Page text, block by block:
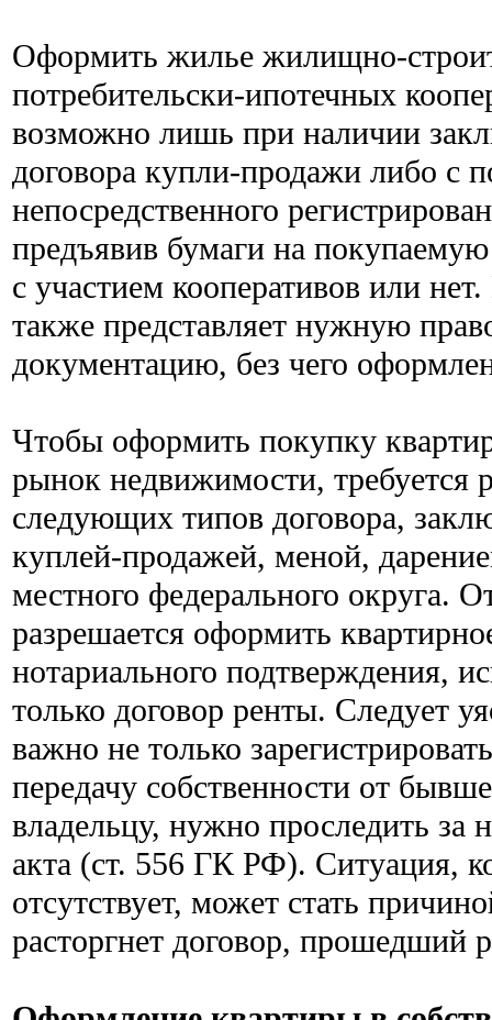
Оформить жилье жилищно-
потребительски-ипотечных
возможно лишь при наличии
договора купли-продажи либо с
непосредственного
предъявив бумаги на
с участием кооперативов или
также представляет нужную
документацию, без чего
Чтобы оформить покупку
рынок недвижимости, требуется
следующих типов договора,
куплей-продажей, меной,
местного федерального округа.
разрешается оформить
нотариального подтверждения,
только договор ренты. Следует
важно не только
передачу собственности от
владельцу, нужно проследить за
акта (ст. 556 ГК РФ). Ситуация,
отсутствует, может стать
расторгнет договор, прошедший